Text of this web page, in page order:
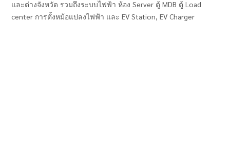
และต่างจังหวัด รวมถึงระบบไฟฟ้า ห้อง Server ตู้ MDB ตู้ Load
center การตั้งหม้อแปลงไฟฟ้า และ EV Station, EV Charger